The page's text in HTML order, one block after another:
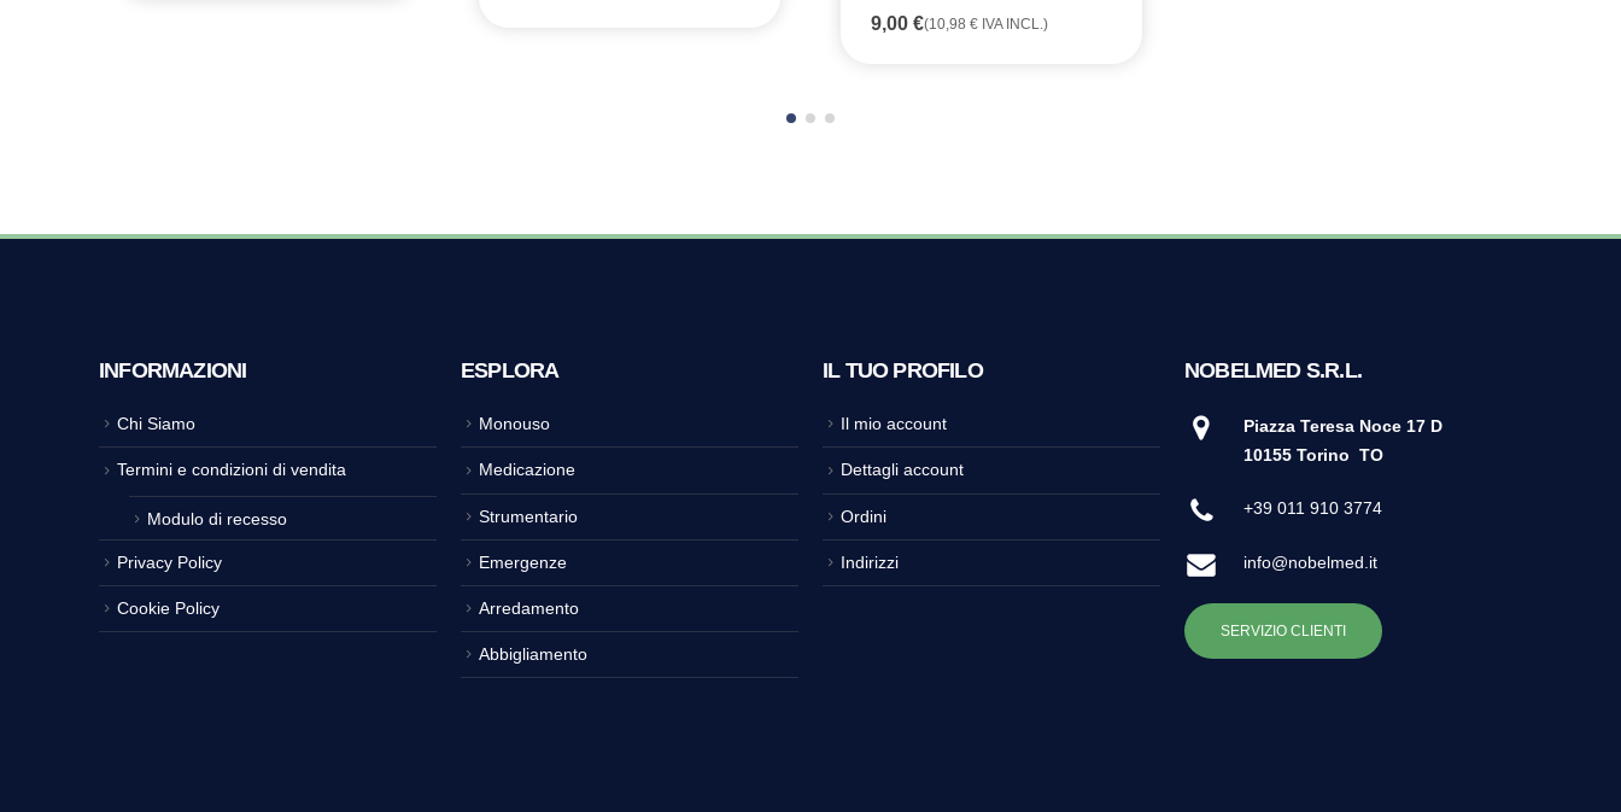
9,00 €(10,98 € IVA INCL.)
INFORMAZIONI
Chi Siamo
Termini e condizioni di vendita
Modulo di recesso
Privacy Policy
Cookie Policy
ESPLORA
Monouso
Medicazione
Strumentario
Emergenze
Arredamento
Abbigliamento
IL TUO PROFILO
Il mio account
Dettagli account
Ordini
Indirizzi
NOBELMED S.R.L.
Piazza Teresa Noce 17 D
10155 Torino TO
+39 011 910 3774
info@nobelmed.it
SERVIZIO CLIENTI